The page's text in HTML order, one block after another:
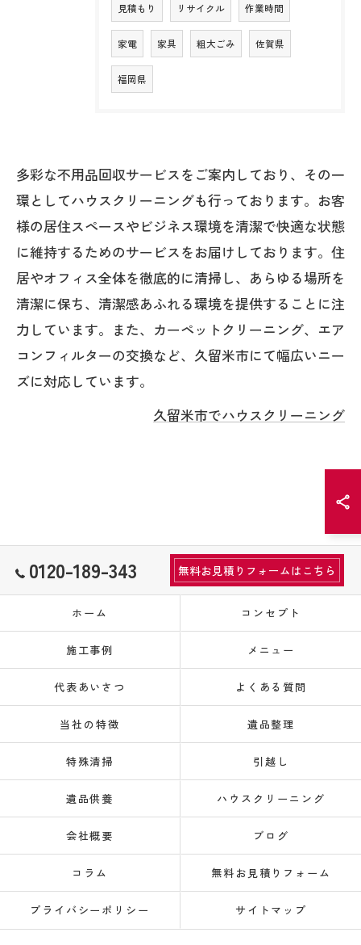
見積もり リサイクル 作業時間
家電 家具 粗大ごみ 佐賀県
福岡県
多彩な不用品回収サービスをご案内しており、その一
環としてハウスクリーニングも行っております。お客
様の居住スペースやビジネス環境を清潔で快適な状態
に維持するためのサービスをお届けしております。住
居やオフィス全体を徹底的に清掃し、あらゆる場所を
清潔に保ち、清潔感あふれる環境を提供することに注
力しています。また、カーペットクリーニング、エア
コンフィルターの交換など、久留米市にて幅広いニー
ズに対応しています。
久留米市でハウスクリーニング
0120-189-343 無料お見積りフォームはこちら
ホーム コンセプト
施工事例 メニュー
代表あいさつ よくある質問
当社の特徴 遺品整理
特殊清掃 引越し
遺品供養 ハウスクリーニング
会社概要 ブログ
コラム 無料お見積りフォーム
プライバシーポリシー サイトマップ